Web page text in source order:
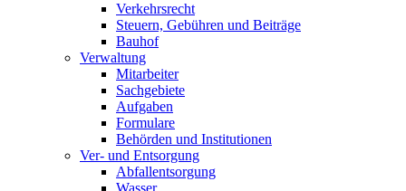
Verkehrsrecht
Steuern, Gebühren und Beiträge
Bauhof
Verwaltung
Mitarbeiter
Sachgebiete
Aufgaben
Formulare
Behörden und Institutionen
Ver- und Entsorgung
Abfallentsorgung
Wasser